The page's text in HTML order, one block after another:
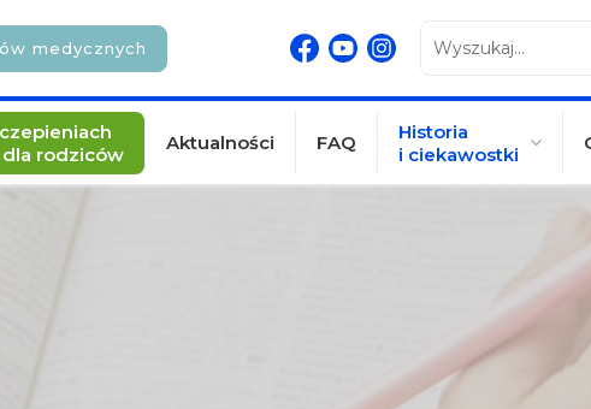
medycznych
dla rodziców
Aktualności FAQ
Historia
i ciekawostki